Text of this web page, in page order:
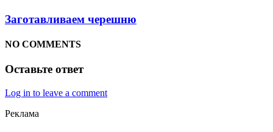
Заготавливаем черешню
NO COMMENTS
Оставьте ответ
Log in to leave a comment
Реклама